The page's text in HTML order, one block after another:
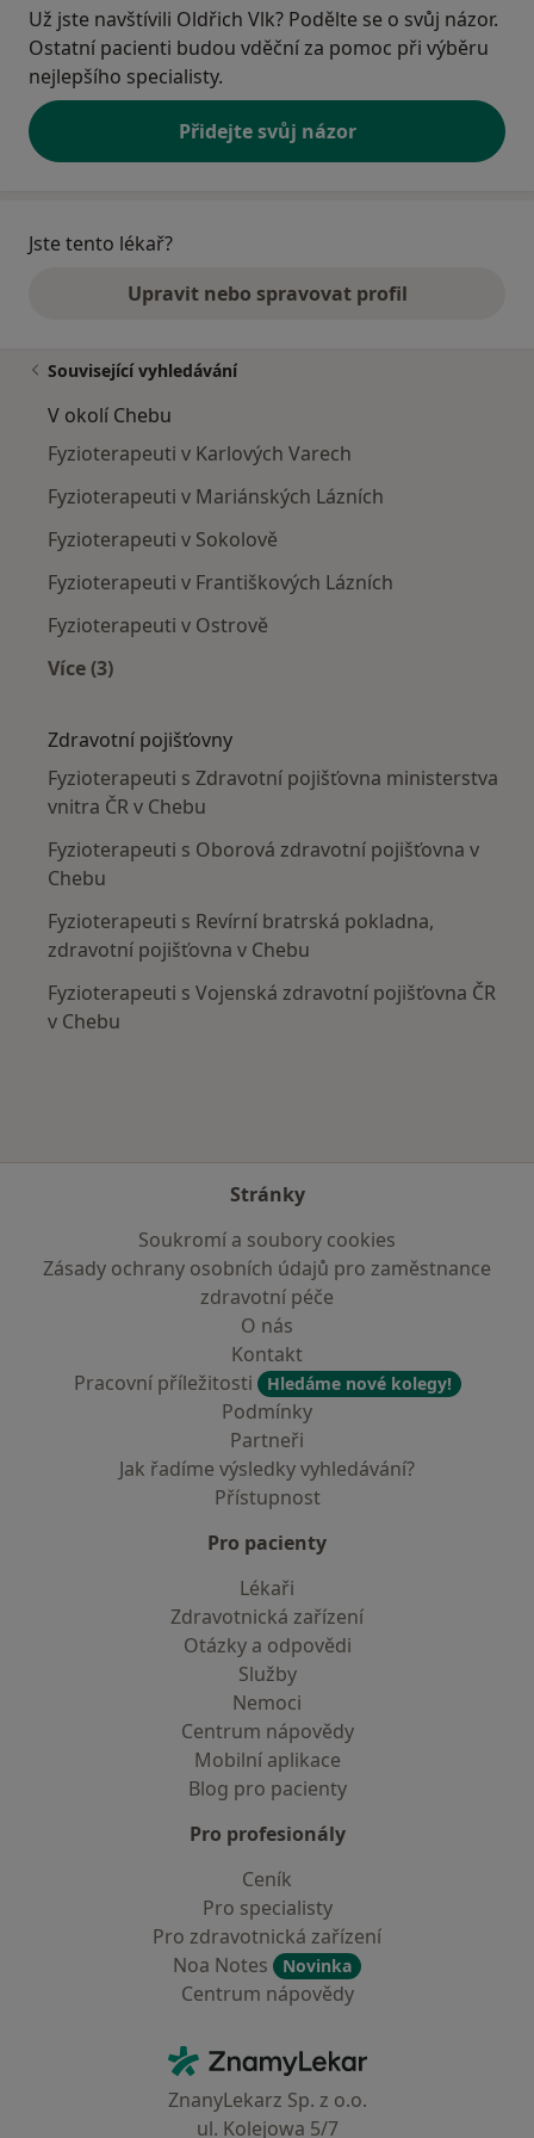
Už jste navštívili Oldřich Vlk? Podělte se o svůj názor.
Ostatní pacienti budou vděční za pomoc při výběru
nejlepšího specialisty.
Přidejte svůj názor
Jste tento lékař?
Upravit nebo spravovat profil
Související vyhledávání
V okolí Chebu
Fyzioterapeuti v Karlových Varech
Fyzioterapeuti v Mariánských Lázních
Fyzioterapeuti v Sokolově
Fyzioterapeuti v Františkových Lázních
Fyzioterapeuti v Ostrově
Více (3)
Zdravotní pojišťovny
Fyzioterapeuti s Zdravotní pojišťovna ministerstva
vnitra ČR v Chebu
Fyzioterapeuti s Oborová zdravotní pojišťovna v
Chebu
Fyzioterapeuti s Revírní bratrská pokladna,
zdravotní pojišťovna v Chebu
Fyzioterapeuti s Vojenská zdravotní pojišťovna ČR
v Chebu
Stránky
Soukromí a soubory cookies
Zásady ochrany osobních údajů pro zaměstnance
zdravotní péče
O nás
Kontakt
Pracovní příležitosti
Hledáme nové kolegy!
Podmínky
Partneři
Jak řadíme výsledky vyhledávání?
Přístupnost
Pro pacienty
Lékaři
Zdravotnická zařízení
Otázky a odpovědi
Služby
Nemoci
Centrum nápovědy
Mobilní aplikace
Blog pro pacienty
Pro profesionály
Ceník
Pro specialisty
Pro zdravotnická zařízení
Noa Notes
Novinka
Centrum nápovědy
ZnamyLekar - Hlavní stránka
ZnanyLekarz Sp. z o.o.
ul. Kolejowa 5/7